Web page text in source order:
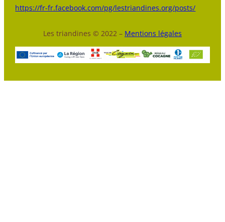
https://fr-fr.facebook.com/pg/lestriandines.org/posts/
Les triandines © 2022 – Mentions légales